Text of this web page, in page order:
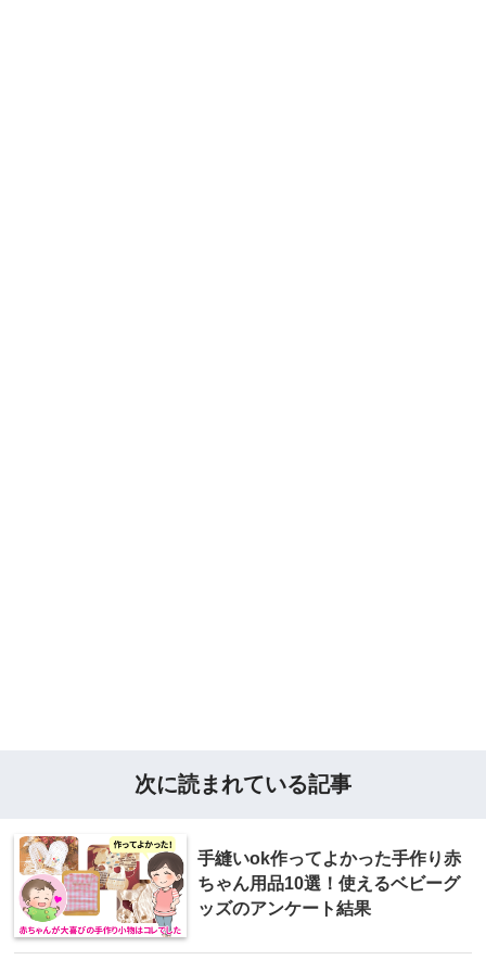
次に読まれている記事
手縫いok作ってよかった手作り赤
ちゃん用品10選！使えるベビーグ
ッズのアンケート結果